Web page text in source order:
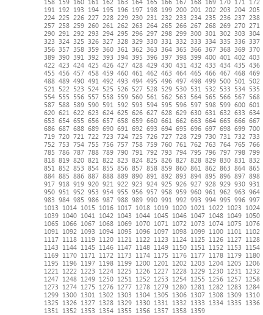
191
192 193 194 195 196 197 198 199 200 201 202 203 204 205
224 225 226 227 228 229 230 231 232 233 234 235 236 237 238
257 258 259 260 261 262 263 264 265 266 267 268 269 270 271
290 291 292 293 294 295 296 297 298 299 300 301 302 303 304
323
324 325 326 327 328 329 330 331 332 333 334 335 336 337
356 357 358 359 360 361 362 363 364 365 366 367 368 369 370
389 390 391 392 393 394 395 396 397 398 399 400 401 402 403
422 423 424 425 426 427 428 429 430 431 432 433 434 435 436
455 456 457 458 459 460 461 462 463 464 465 466 467 468 469
488 489 490 491 492 493 494 495 496 497 498 499 500 501 502
521
522 523 524 525 526 527 528 529 530 531 532 533 534 535
554 555 556 557 558 559 560 561 562 563 564 565 566 567 568
587 588 589 590 591 592 593 594 595 596 597 598 599 600 601
620 621 622 623 624 625 626 627 628 629 630 631 632 633 634
653 654 655 656 657 658 659 660 661 662 663 664 665 666 667
686 687 688 689 690 691 692 693 694 695 696 697 698 699 700
719 720 721 722 723 724 725 726 727 728 729 730 731 732 733
752 753 754 755 756 757 758 759 760 761 762 763 764 765 766
785 786 787 788 789 790 791 792 793 794 795 796 797 798 799
818 819 820 821 822 823 824 825 826 827 828 829 830 831 832
851
852 853 854 855 856 857 858 859 860 861 862 863 864 865
884 885 886 887 888 889 890 891 892 893 894 895 896 897 898
917 918 919 920 921 922 923 924 925 926 927 928 929 930 931
950 951 952 953 954 955 956 957 958 959 960 961 962 963 964
983 984 985 986 987 988 989 990 991 992 993 994 995 996 997
1013
1014 1015 1016 1017 1018 1019 1020 1021 1022 1023 1024
1039 1040 1041 1042 1043 1044 1045 1046 1047 1048 1049 1050
1065
1066 1067 1068 1069 1070 1071 1072 1073 1074 1075 1076
1091
1092 1093 1094 1095 1096 1097 1098 1099 1100 1101 1102
1117 1118 1119 1120 1121 1122 1123 1124 1125 1126 1127 1128
1143
1144 1145 1146 1147 1148 1149 1150 1151 1152 1153 1154
1169 1170 1171 1172 1173 1174 1175 1176 1177 1178 1179 1180
1195
1196 1197 1198 1199 1200 1201 1202 1203 1204 1205 1206
1221
1222 1223 1224 1225 1226 1227 1228 1229 1230 1231 1232
1247 1248 1249 1250 1251 1252 1253 1254 1255 1256 1257 1258
1273
1274 1275 1276 1277 1278 1279 1280 1281 1282 1283 1284
1299 1300 1301 1302 1303 1304 1305 1306 1307 1308 1309 1310
1325
1326 1327 1328 1329 1330 1331 1332 1333 1334 1335 1336
1351
1352 1353 1354 1355 1356 1357 1358 1359